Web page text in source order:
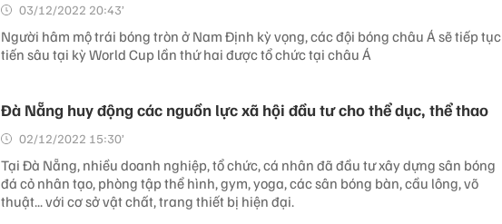
03/12/2022 20:43’
Người hâm mộ trái bóng tròn ở Nam Định kỳ vọng, các đội bóng châu Á sẽ tiếp tục
tiến sâu tại kỳ World Cup lần thứ hai được tổ chức tại châu Á
Đà Nẵng huy động các nguồn lực xã hội đầu tư cho thể dục, thể thao
02/12/2022 15:30’
Tại Đà Nẵng, nhiều doanh nghiệp, tổ chức, cá nhân đã đầu tư xây dựng sân bóng
đá cỏ nhân tạo, phòng tập thể hình, gym, yoga, các sân bóng bàn, cầu lông, võ
thuật... với cơ sở vật chất, trang thiết bị hiện đại.